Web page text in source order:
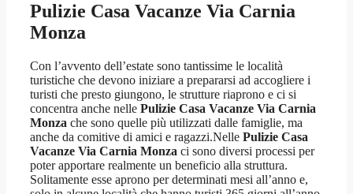
Pulizie Casa Vacanze Via Carnia
Monza
Con l’avvento dell’estate sono tantissime le località
turistiche che devono iniziare a prepararsi ad accogliere i
turisti che presto giungono, le strutture riaprono e ci si
concentra anche nelle Pulizie Casa Vacanze Via Carnia
Monza che sono quelle più utilizzati dalle famiglie, ma
anche da comitive di amici e ragazzi.Nelle Pulizie Casa
Vacanze Via Carnia Monza ci sono diversi processi per
poter apportare realmente un beneficio alla struttura.
Solitamente esse aprono per determinati mesi all’anno e,